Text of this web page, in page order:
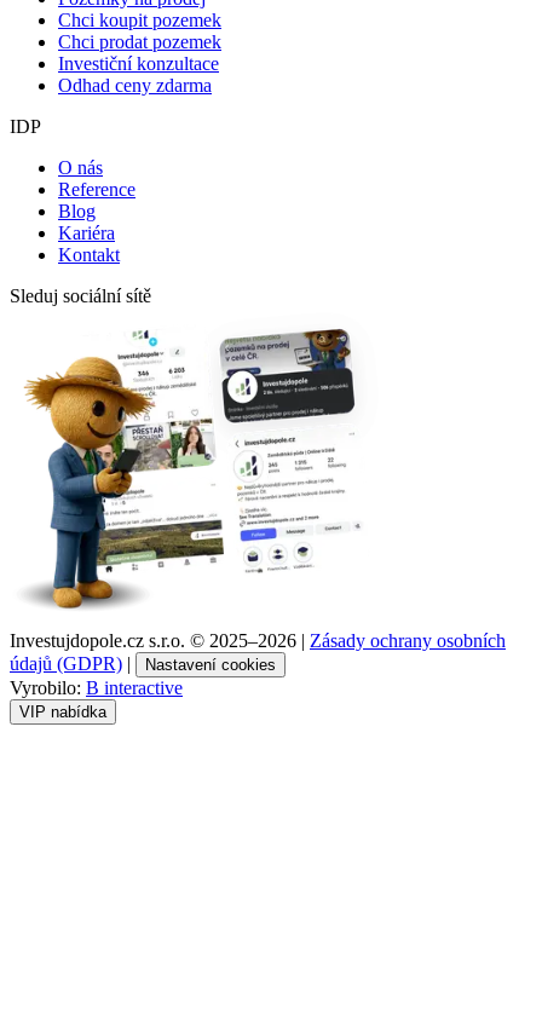
Chci koupit pozemek
Chci prodat pozemek
Investiční konzultace
Odhad ceny zdarma
IDP
O nás
Reference
Blog
Kariéra
Kontakt
Sleduj sociální sítě
Investujdopole.cz s.r.o. © 2025–2026 | Zásady ochrany osobních
údajů (GDPR) | Nastavení cookies
Vyrobilo: B interactive
VIP nabídka